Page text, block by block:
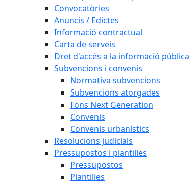
Convocatòries
Anuncis / Edictes
Informació contractual
Carta de serveis
Dret d'accés a la informació pública
Subvencions i convenis
Normativa subvencions
Subvencions atorgades
Fons Next Generation
Convenis
Convenis urbanístics
Resolucions judicials
Pressupostos i plantilles
Pressupostos
Plantilles